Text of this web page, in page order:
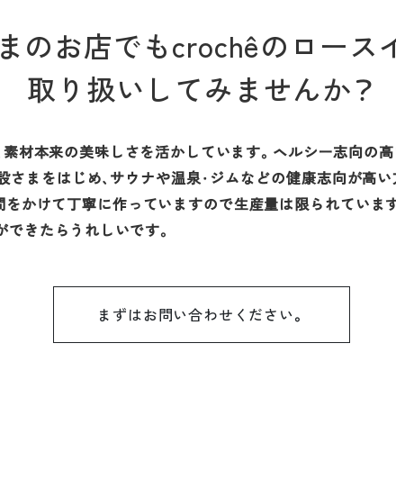
のお店でもcrochêのロース
取り扱いしてみませんか？
材本来の美味しさを活かしています。ヘルシー志向の
まをはじめ、サウナや温泉・ジムなどの健康志向が高
かけて丁寧に作っていますので生産量は限られていま
きたらうれしいです。
まずはお問い合わせください。